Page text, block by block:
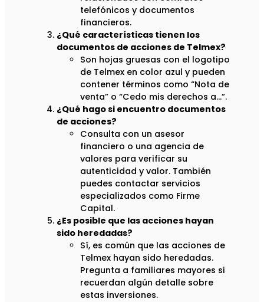
telefónicos y documentos
financieros.
¿Qué características tienen los
documentos de acciones de Telmex?
Son hojas gruesas con el logotipo
de Telmex en color azul y pueden
contener términos como “Nota de
venta” o “Cedo mis derechos a…”.
¿Qué hago si encuentro documentos
de acciones?
Consulta con un asesor
financiero o una agencia de
valores para verificar su
autenticidad y valor. También
puedes contactar servicios
especializados como Firme
Capital.
¿Es posible que las acciones hayan
sido heredadas?
Sí, es común que las acciones de
Telmex hayan sido heredadas.
Pregunta a familiares mayores si
recuerdan algún detalle sobre
estas inversiones.